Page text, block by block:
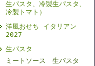
生パスタ、冷製生パスタ、
冷製トマト）
洋風おせち イタリアン
2027
生パスタ
ミートソース 生パスタ